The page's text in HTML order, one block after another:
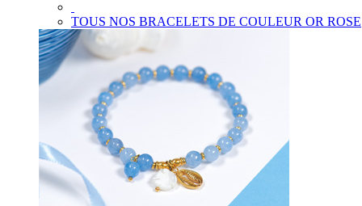
TOUS NOS BRACELETS DE COULEUR OR ROSE